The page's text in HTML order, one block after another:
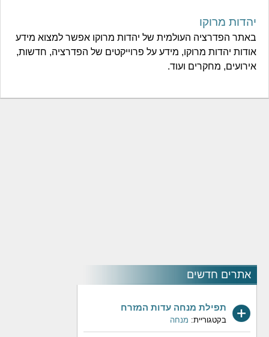
אתרים חדשים
תפילת מנחה עדות המזרח
בקטגוריית: מנחה
יהדות מרוקו
באתר הפדרציה העולמית של יהדות מרוקו אפשר למצוא מידע
אודות יהדות מרוקו, מידע על פרוייקטים של הפדרציה, חדשות,
אירועים, מחקרים ועוד.